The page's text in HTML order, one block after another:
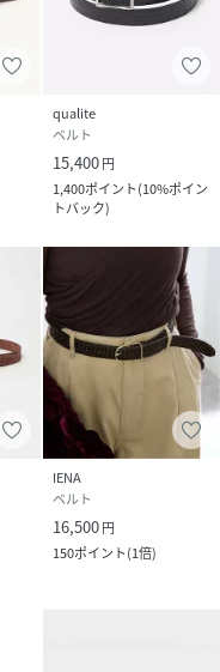
qualite
ベルト
15,400円
1,400ポイント(10%ポイン
トバック)
IENA
ベルト
16,500円
150ポイント(1倍)